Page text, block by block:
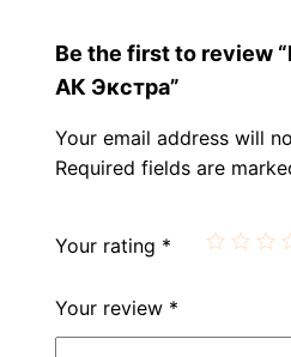
Be the first to review
АК Экстра”
Your email address will
Required fields are
Your rating *
Your review *